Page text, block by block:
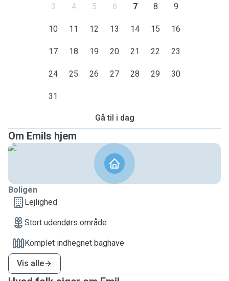
3 4 5 6 7 8 9
10 11 12 13 14 15 16
17 18 19 20 21 22 23
24 25 26 27 28 29 30
31
Gå til i dag
Om Emils hjem
Boligen
Lejlighed
Stort udendørs område
Komplet indhegnet baghave
Vis alle